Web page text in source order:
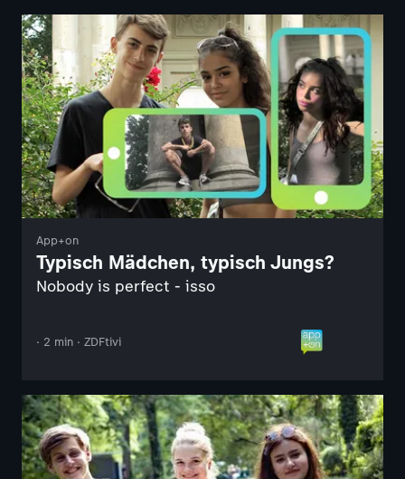
App+on
Typisch Mädchen, typisch Jungs?
Nobody is perfect - isso
· 2 min · ZDFtivi